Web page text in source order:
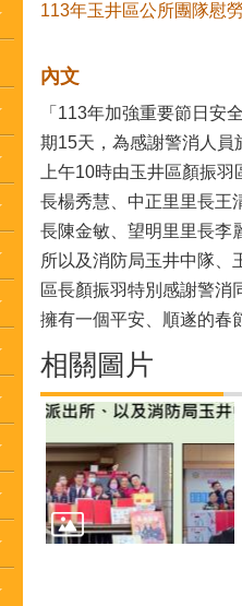
113年玉井區公所團隊慰
內文
「113年加強重要節日安
期15天，為感謝警消人員
上午10時由玉井區顏振
長楊秀慧、中正里里長王
長陳金敏、望明里里長李
所以及消防局玉井中隊、
區長顏振羽特別感謝警消
擁有一個平安、順遂的春
相關圖片